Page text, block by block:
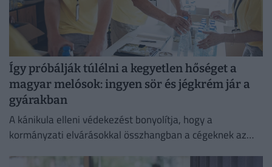
Így próbálják túlélni a kegyetlen hőséget a
magyar melósok: ingyen sör és jégkrém jár a
gyárakban
A kánikula elleni védekezést bonyolítja, hogy a
kormányzati elvárásokkal összhangban a cégeknek az